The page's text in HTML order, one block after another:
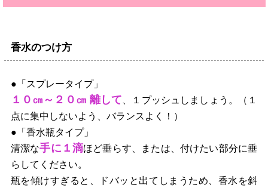
香水のつけ方
●「スプレータイプ」
１０㎝～２０㎝ 離して、１プッシュしましょう。（１
点に集中しないよう、バランスよく！）
●「香水瓶タイプ」
清潔な手に１滴ほど垂らす、または、付けたい部分に垂
らしてください。
瓶を傾けすぎると、ドバッと出てしまうため、香水を斜